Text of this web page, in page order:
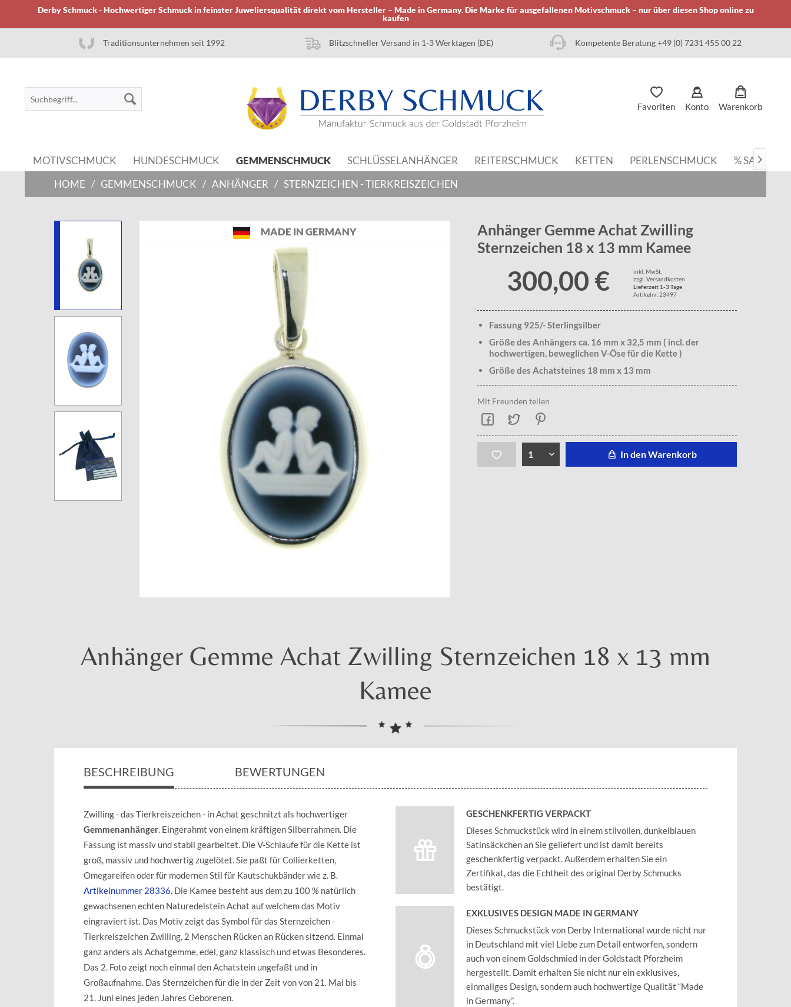
Derby Schmuck - Hochwertiger Schmuck in feinster Juweliersqualität direkt vom Hersteller – Made in Germany. Die Marke für ausgefallenen Motivschmuck – nur über diesen Shop online zu
kaufen
Traditionsunternehmen seit 1992 Blitzschneller Versand in 1-3 Werktagen (DE) Kompetente Beratung +49 (0) 7231 455 00 22
Favoriten Konto Warenkorb
MOTIVSCHMUCK HUNDESCHMUCK GEMMENSCHMUCK SCHLÜSSELANHÄNGER REITERSCHMUCK KETTEN PERLENSCHMUCK % SALE

HOME / GEMMENSCHMUCK / ANHÄNGER / STERNZEICHEN - TIERKREISZEICHEN
MADE IN GERMANY
Anhänger Gemme Achat Zwilling
Sternzeichen 18 x 13 mm Kamee
300,00 €
inkl. MwSt.
zzgl. Versandkosten
Lieferzeit 1-3 Tage
Artikelnr. 23497
Fassung 925/- Sterlingsilber
Größe des Anhängers ca. 16 mm x 32,5 mm ( incl. der
hochwertigen, beweglichen V-Öse für die Kette )
Größe des Achatsteines 18 mm x 13 mm
Mit Freunden teilen
In den Warenkorb
Anhänger Gemme Achat Zwilling Sternzeichen 18 x 13 mm
Kamee
BESCHREIBUNG BEWERTUNGEN
Zwilling - das Tierkreiszeichen - in Achat geschnitzt als hochwertiger
Gemmenanhänger . Eingerahmt von einem kräftigen Silberrahmen. Die
Fassung ist massiv und stabil gearbeitet. Die V-Schlaufe für die Kette ist
groß, massiv und hochwertig zugelötet. Sie paßt für Collierketten,
Omegareifen oder für modernen Stil für Kautschukbänder wie z. B.
Artikelnummer 28336. Die Kamee besteht aus dem zu 100 % natürlich
gewachsenen echten Naturedelstein Achat auf welchem das Motiv
eingraviert ist. Das Motiv zeigt das Symbol für das Sternzeichen -
Tierkreiszeichen Zwilling, 2 Menschen Rücken an Rücken sitzend. Einmal
ganz anders als Achatgemme, edel, ganz klassisch und etwas Besonderes.
Das 2. Foto zeigt noch einmal den Achatstein ungefaßt und in
Großaufnahme. Das Sternzeichen für die in der Zeit von von 21. Mai bis
21. Juni eines jeden Jahres Geborenen.
GESCHENKFERTIG VERPACKT
Dieses Schmuckstück wird in einem stilvollen, dunkelblauen
Satinsäckchen an Sie geliefert und ist damit bereits
geschenkfertig verpackt. Außerdem erhalten Sie ein
Zertifikat, das die Echtheit des original Derby Schmucks
bestätigt.
EXKLUSIVES DESIGN MADE IN GERMANY
Dieses Schmuckstück von Derby International wurde nicht nur
in Deutschland mit viel Liebe zum Detail entworfen, sondern
auch von einem Goldschmied in der Goldstadt Pforzheim
hergestellt. Damit erhalten Sie nicht nur ein exklusives,
einmaliges Design, sondern auch hochwertige Qualität “Made
in Germany”.